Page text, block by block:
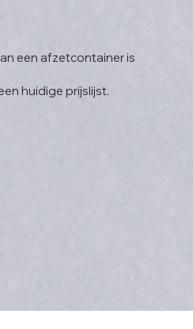
een afzetcontainer is
huidige prijslijst.